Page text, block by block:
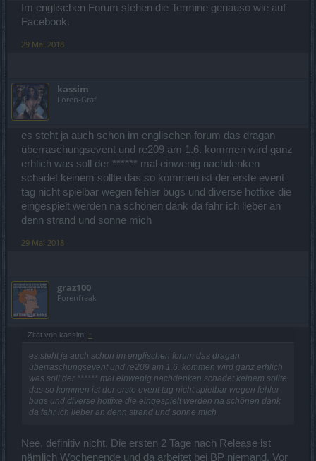
Im englischen Forum stehen die Termine genauso wie auf
Facebook.
29 Mai 2018
kassim
Foren-Graf
es steht ja auch schon im englischen forum das dragan
überraschungsevent und re209 am 1.6. kommen wird ganz
erhlich was soll der ****** mal einwenig nachdenken
schadet keinem sollte das so kommen ist der erste event
tag nicht spielbar wegen fehler bugs und diverse hotfixe die
eingespielt werden na schönen dank da fahr ich lieber an
denn strand und sonne mich
29 Mai 2018
graz100
Forenfreak
Zitat von kassim: ↑
es steht ja auch schon im englischen forum das dragan
überraschungsevent und re209 am 1.6. kommen wird ganz erhlich
was soll der ****** mal einwenig nachdenken schadet keinem sollte
das so kommen ist der erste event tag nicht spielbar wegen fehler
bugs und diverse hotfixe die eingespielt werden na schönen dank
da fahr ich lieber an denn strand und sonne mich
Nee, definitiv nicht. Die ersten 2 Tage nach Release ist
nämlich Wochenende und da arbeitet bei BP niemand. Vor